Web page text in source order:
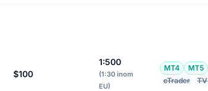
$100
1:500
(1:30 inom
EU)
MT4
MT5
cTrader
TV